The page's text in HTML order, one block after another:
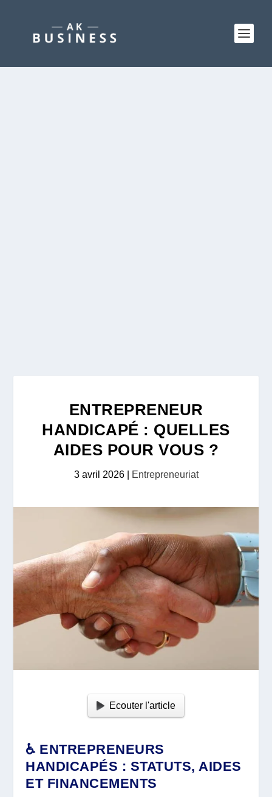
ENTREPRENEUR
HANDICAPÉ : QUELLES
AIDES POUR VOUS ?
3 avril 2026| Entrepreneuriat
Ecouter l'article
♿ ENTREPRENEURS
HANDICAPÉS : STATUTS, AIDES
ET FINANCEMENTS